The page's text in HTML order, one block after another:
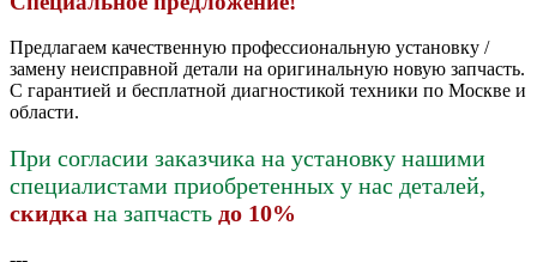
Предлагаем качественную профессиональную установку /
замену неисправной детали на оригинальную новую запчасть.
С гарантией и бесплатной диагностикой техники по Москве и
области.
При согласии заказчика на установку нашими
специалистами приобретенных у нас деталей,
скидка на запчасть до 10%